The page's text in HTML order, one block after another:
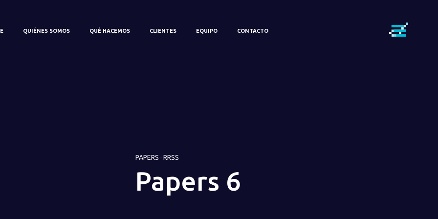
QUIÉNES SOMOS QUÉ HACEMOS CLIENTES EQUIPO CONTACTO
PAPERS · RRSS
Papers 6